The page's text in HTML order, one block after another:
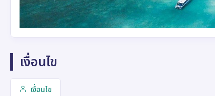
เงื่อนไข
เงื่อนไข